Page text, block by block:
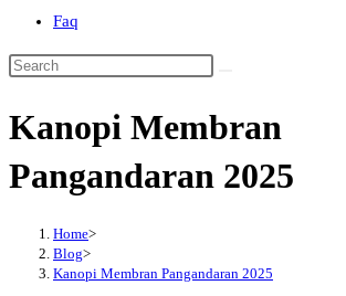
Faq
Search
website
Kanopi Membran
Pangandaran 2025
Home>
Blog>
Kanopi Membran Pangandaran 2025